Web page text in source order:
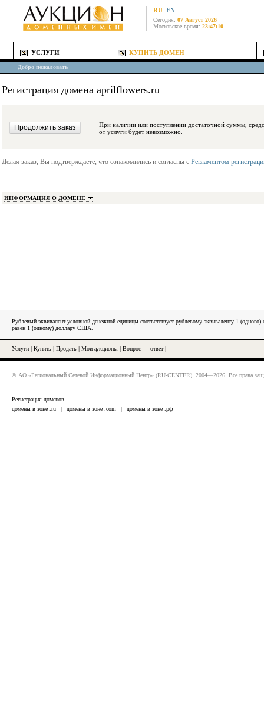
RU EN
Сегодня: 07 Август 2026
Московское время: 23:47:10
УСЛУГИ КУПИТЬ ДОМЕН
Добро пожаловать
Регистрация домена aprilflowers.ru
При наличии или поступлении достаточной суммы, средства будут
от услуги будет невозможно.
Делая заказ, Вы подтверждаете, что ознакомились и согласны с Регламентом
ИНФОРМАЦИЯ О ДОМЕНЕ
Рублевый эквивалент условной денежной единицы соответствует рублевому эквиваленту 1
равен 1 (одному) доллару США.
Услуги Купить Продать Мои аукционы Вопрос — ответ|
© АО «Региональный Сетевой Информационный Центр» (RU-CENTER), 2004—2026. Все права
Регистрация доменов
домены в зоне .ru
| домены в зоне .com | домены в зоне .рф